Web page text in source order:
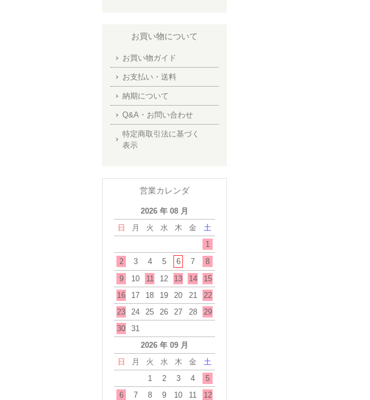
お買い物について
お買い物ガイド
お支払い・送料
納期について
Q&A・お問い合わせ
特定商取引法に基づく
表示
営業カレンダ
2026 年 08 月
日
月 火 水 木 金
土
1
2
3 4 5 6 7
8
9
10 11 12 13 14
15
16
17 18 19 20 21
22
23
24 25 26 27 28
29
30
31
2026 年 09 月
日
月 火 水 木 金
土
1
2 3 4
5
6
7 8 9 10 11
12